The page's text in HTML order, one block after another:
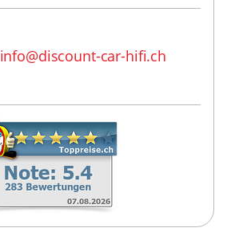
info@discount-car-hifi.ch